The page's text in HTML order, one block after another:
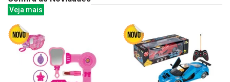
Veja mais